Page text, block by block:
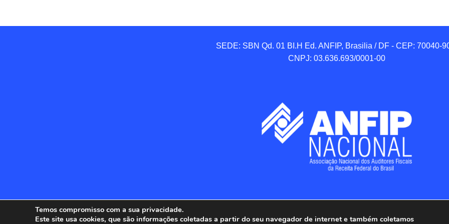
SEDE: SBN Qd. 01 BI.H Ed. ANFIP, Brasilia / DF - CEP: 70040-
CNPJ: 03.636.693/0001-00
Temos compromisso com a sua privacidade.
Este site usa cookies, que são informações coletadas a partir do seu navegador de internet e também coletamos